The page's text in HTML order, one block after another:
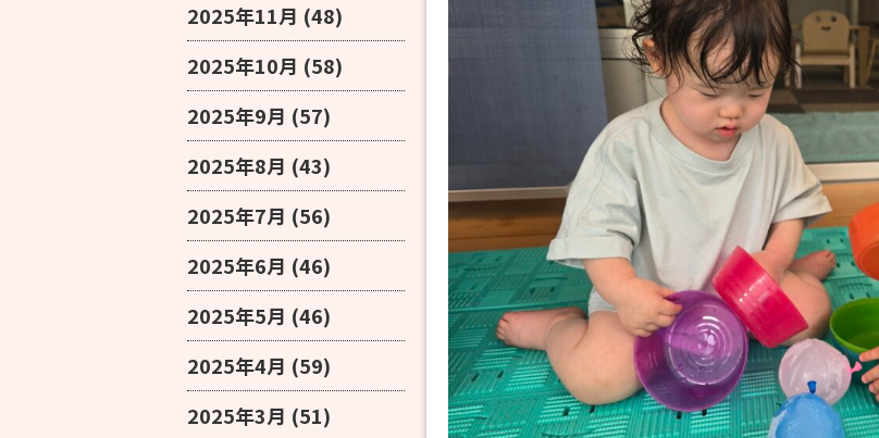
2025年11月 (48)
2025年10月 (58)
2025年9月 (57)
2025年8月 (43)
2025年7月 (56)
2025年6月 (46)
2025年5月 (46)
2025年4月 (59)
2025年3月 (51)